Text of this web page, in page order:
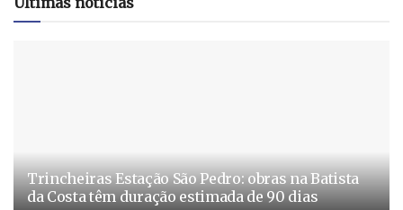
Trincheiras Estação São Pedro: obras na Batista
da Costa têm duração estimada de 90 dias